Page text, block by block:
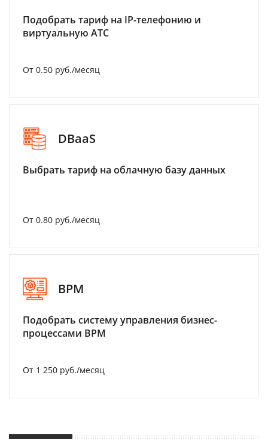
Подобрать тариф на IP-телефонию и
виртуальную АТС
От 0.50 руб./месяц
DBaaS
Выбрать тариф на облачную базу данных
От 0.80 руб./месяц
BPM
Подобрать систему управления бизнес-
процессами BPM
От 1 250 руб./месяц